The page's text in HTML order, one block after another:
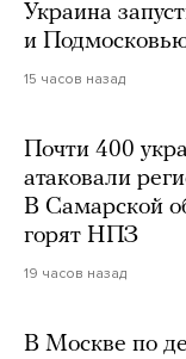
Украина
и
15 часов назад
Почти 400
атаковали
В Самарской
горят НПЗ
19 часов назад
В Москве по